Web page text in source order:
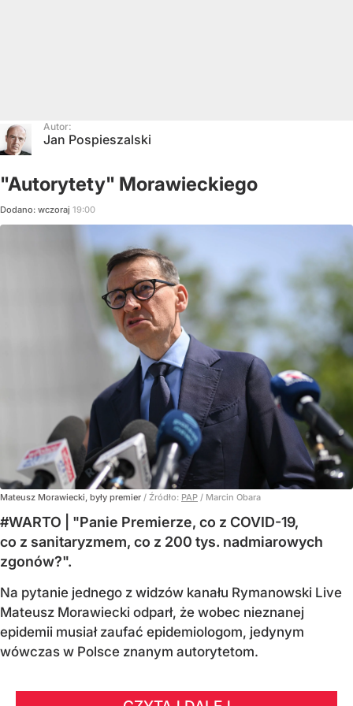
Autor:
Jan Pospieszalski
"Autorytety" Morawieckiego
Dodano: wczoraj 19:00
Mateusz Morawiecki, były premier / Źródło: PAP / Marcin Obara
#WARTO | "Panie Premierze, co z COVID-19,
co z sanitaryzmem, co z 200 tys. nadmiarowych
zgonów?".
Na pytanie jednego z widzów kanału Rymanowski Live
Mateusz Morawiecki odparł, że wobec nieznanej
epidemii musiał zaufać epidemiologom, jedynym
wówczas w Polsce znanym autorytetom.